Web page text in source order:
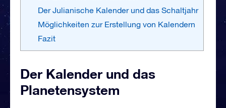
Der Julianische Kalender und das Schaltjahr
Möglichkeiten zur Erstellung von Kalendern
Fazit
Der Kalender und das
Planetensystem